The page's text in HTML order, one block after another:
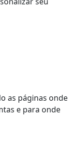
as páginas onde
e para onde